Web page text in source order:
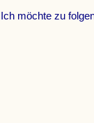
Ich möchte zu